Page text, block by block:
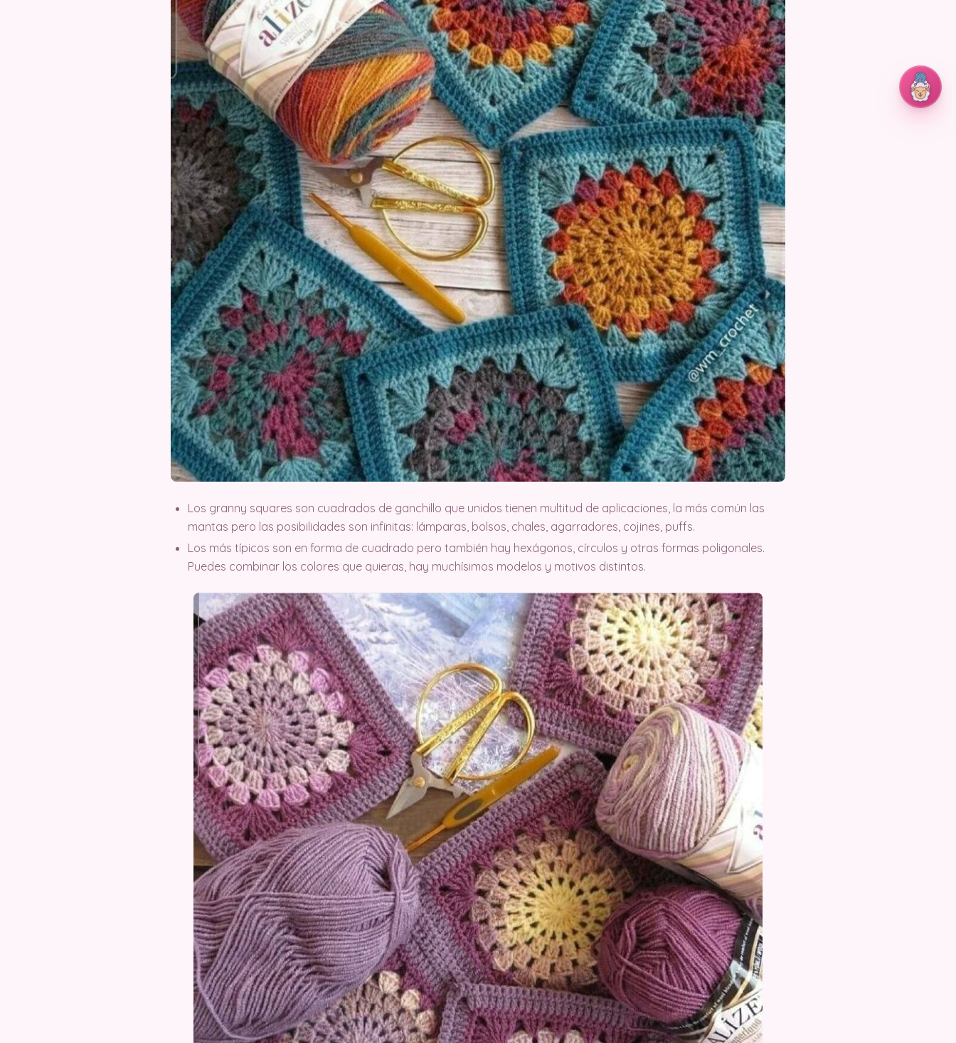
Los granny squares son cuadrados de ganchillo que unidos tienen multitud de aplicaciones, la más común las
mantas pero las posibilidades son infinitas: lámparas, bolsos, chales, agarradores, cojines, puffs.
Los más típicos son en forma de cuadrado pero también hay hexágonos, círculos y otras formas poligonales.
Puedes combinar los colores que quieras, hay muchísimos modelos y motivos distintos.